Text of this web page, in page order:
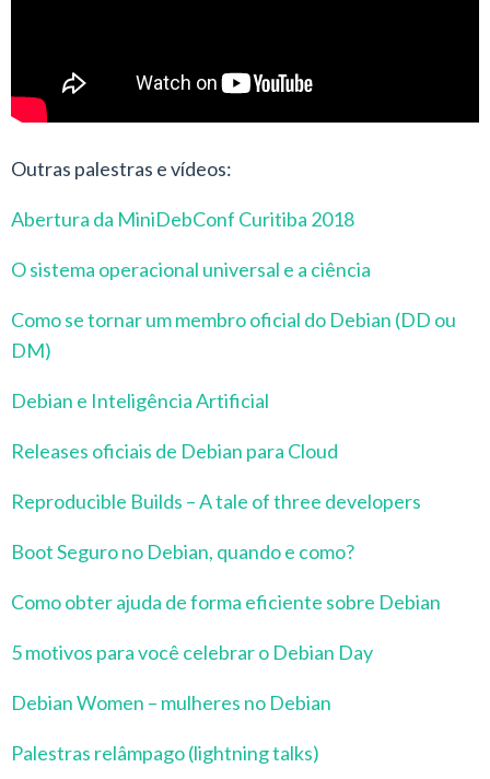
Outras palestras e vídeos:
Abertura da MiniDebConf Curitiba 2018
O sistema operacional universal e a ciência
Como se tornar um membro oficial do Debian (DD ou
DM)
Debian e Inteligência Artificial
Releases oficiais de Debian para Cloud
Reproducible Builds – A tale of three developers
Boot Seguro no Debian, quando e como?
Como obter ajuda de forma eficiente sobre Debian
5 motivos para você celebrar o Debian Day
Debian Women – mulheres no Debian
Palestras relâmpago (lightning talks)